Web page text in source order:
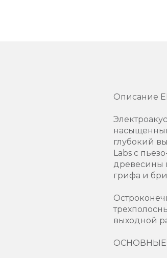
Описание
глубокий
Labs с
древесины
грифа и
выходной
ОСНОВНЫЕ